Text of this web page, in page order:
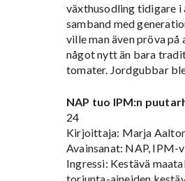
växthusodling tidigare i
samband med
ville man även pröva på
något nytt än bara
tomater. Jordgubbar
NAP tuo IPM:n
24
Kirjoittaja: Marja
Avainsanat: NAP, IPM-
Ingressi: Kestävä